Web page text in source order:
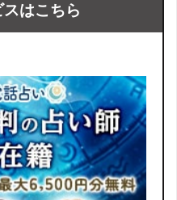
はこちら